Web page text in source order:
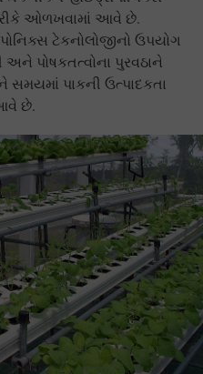
ઓળખવામાં આવે છે.
ટેકનોલોજીનો ઉપયોગ
અને પોષકતત્વોના પુરવઠાને
પાકની ઉત્પાદકતા
છે.